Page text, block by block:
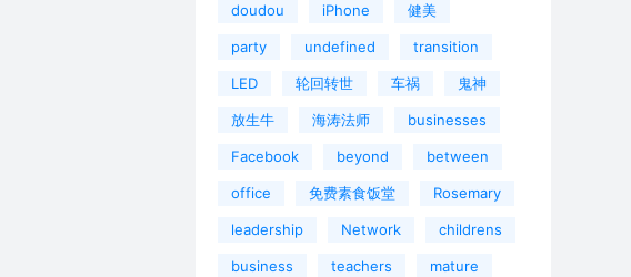
doudou iPhone 健美
party undefined transition
LED 轮回转世 车祸 鬼神
放生牛 海涛法师 businesses
Facebook beyond between
office 免费素食饭堂 Rosemary
leadership Network childrens
business teachers mature